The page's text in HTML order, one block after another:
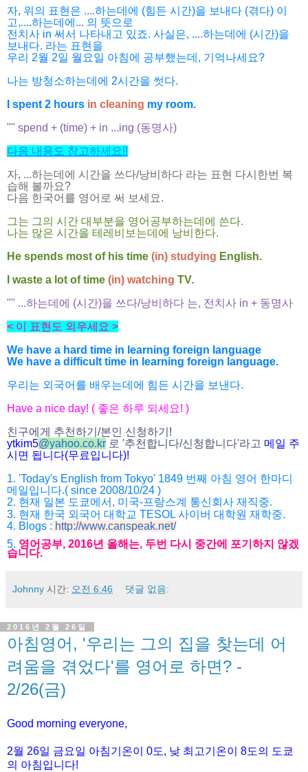
자, 위의 표현은 ....하는데에 (힘든 시간)을 보내다 (겪다) 이
고,....하는데에... 의 뜻으로
전치사 in 써서 나타내고 있죠. 사실은, ....하는데에 (시간)을
보내다. 라는 표현을
우리 2월 2일 월요일 아침에 공부했는데, 기억나세요?
나는 방청소하는데에 2시간을 썻다.
I spent 2 hours in cleaning my room.
"" spend + (time) + in ...ing (동명사)
다음 내용도 참고하세요!!
자, ...하는데에 시간을 쓰다/낭비하다 라는 표현 다시한번 복
습해 볼까요?
다음 한국어를 영어로 써 보세요.
그는 그의 시간 대부분을 영어공부하는데에 쓴다.
나는 많은 시간을 테레비보는데에 낭비한다.
He spends most of his time (in) studying English.
I waste a lot of time (in) watching TV.
"" ...하는데에 (시간)을 쓰다/낭비하다 는, 전치사 in + 동명사
< 이 표현도 외우세요 >
We have a hard time in learning foreign language
We have a difficult time in learning foreign language.
우리는 외국어를 배우는데에 힘든 시간을 보낸다.
Have a nice day! ( 좋은 하루 되세요! )
친구에게 추천하기/본인 신청하기!
ytkim5@yahoo.co.kr 로 '추천합니다/신청합니다'라고 메일 주
시면 됩니다(무료입니다)!
1. 'Today's English from Tokyo' 1849 번째 아침 영어 한마디
메일입니다.( since 2008/10/24 )
2. 현재 일본 도쿄에서, 미국-프랑스계 통신회사 재직중.
3. 현재 한국 외국어 대학교 TESOL 사이버 대학원 재학중.
4. Blogs : http://www.canspeak.net/
5. 영어공부, 2016년 올해는, 두번 다시 중간에 포기하지 않겠
습니다.
Johnny 시간: 오전 6:46 댓글 없음:
2016년 2월 26일
아침영어, '우리는 그의 집을 찾는데 어
려움을 겪었다'를 영어로 하면? -
2/26(금)
Good morning everyone,
2월 26일 금요일 아침기온이 0도, 낮 최고기온이
8도의 도쿄
의 아침입니다!